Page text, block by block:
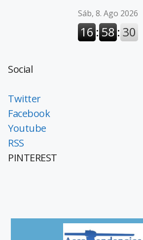
Social
Twitter
Facebook
Youtube
RSS
PINTEREST